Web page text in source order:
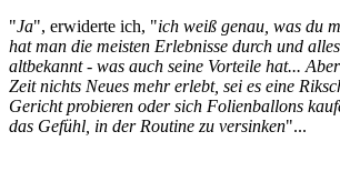
"Ja", erwiderte ich, "ich weiß genau, was du
hat man die meisten Erlebnisse durch und
altbekannt - was auch seine Vorteile hat...
Zeit nichts Neues mehr erlebt, sei es eine
Gericht probieren oder sich Folienballons
das Gefühl, in der Routine zu versinken"...